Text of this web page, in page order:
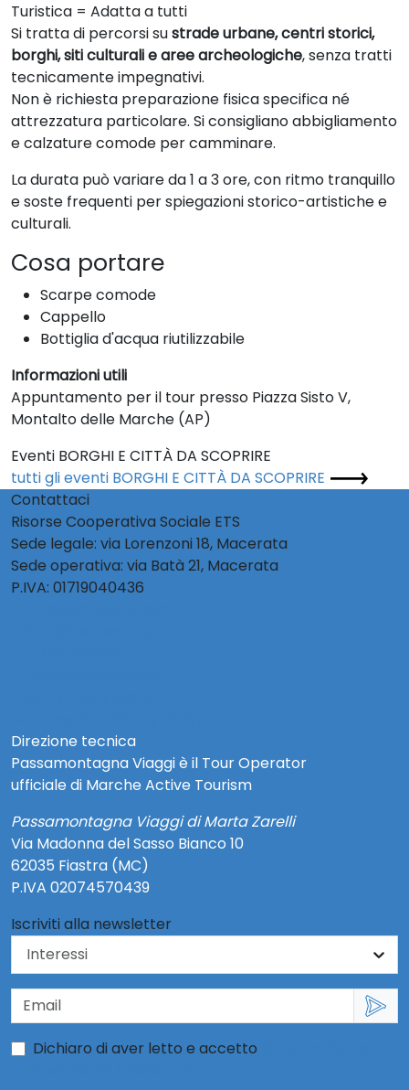
Turistica = Adatta a tutti
Si tratta di percorsi sustrade urbane, centri storici,
borghi, siti culturali e aree archeologiche, senza tratti
tecnicamente impegnativi.
Non è richiesta preparazione fisica specifica né
attrezzatura particolare. Si consigliano abbigliamento
e calzature comode per camminare.
La durata può variare da 1 a 3 ore, con ritmo tranquillo
e soste frequenti per spiegazioni storico-artistiche e
culturali.
Cosa portare
Scarpe comode
Cappello
Bottiglia d'acqua riutilizzabile
Informazioni utili
Appuntamento per il tour presso Piazza Sisto V,
Montalto delle Marche (AP)
Eventi BORGHI E CITTÀ DA SCOPRIRE
tutti gli eventi BORGHI E CITTÀ DA SCOPRIRE
Contattaci
Risorse Cooperativa Sociale ETS
Sede legale: via Lorenzoni 18, Macerata
Sede operativa: via Batà 21, Macerata
P.IVA: 01719040436
Direzione tecnica
Passamontagna Viaggi è il Tour Operator
ufficiale di Marche Active Tourism
Passamontagna Viaggi di Marta Zarelli
Via Madonna del Sasso Bianco 10
62035 Fiastra (MC)
P.IVA 02074570439
Iscriviti alla newsletter
Dichiaro di aver letto e accetto